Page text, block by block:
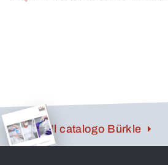
il pulsante, un'asta di
materiale da campionare e ritirata
Il catalogo Bürkle